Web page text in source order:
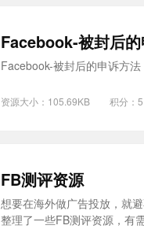
Facebook-被封后
Facebook-被封后的申诉方法
资源大小：105.69KB 积分：5
FB测评资源
想要在海外做广告投放，就
整理了一些FB测评资源，有